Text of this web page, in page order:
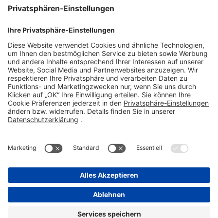
Stadastraße 2-18
61118 Bad Vilbel
Telefon 06101 603-0
Fax 06101 603-259
info@stada.de
Kontakt
Compliance Reporting Portal ⧉
FOLGEN SIE UNS